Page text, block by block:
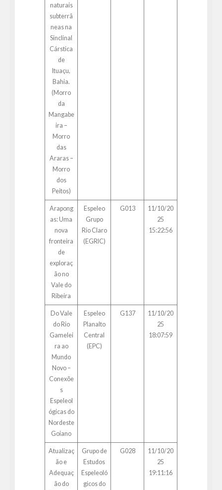
naturais
subterrâ
neas na
Sinclinal
Cárstica
de
Ituaçu,
Bahia.
(Morro
da
Mangabe
ira –
Morro
das
Araras –
Morro
dos
Peitos)
Arapong
as: Uma
nova
fronteira
de
exploraç
ão no
Vale do
Ribeira
Espeleo
Grupo
Rio Claro
(EGRIC)
G013
11/10/20
25
15:22:56
Do Vale
do Rio
Gamelei
ra ao
Mundo
Novo –
Conexõe
s
Espeleol
ógicas do
Nordeste
Goiano
Espeleo
Planalto
Central
(EPC)
G137
11/10/20
25
18:07:59
Atualizaç
ão e
Adequaç
ão do
Grupo de
Estudos
Espeleoló
gicos do
G028
11/10/20
25
19:11:16